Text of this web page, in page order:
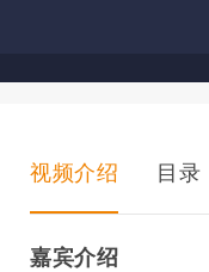
视频介绍 目录
嘉宾介绍